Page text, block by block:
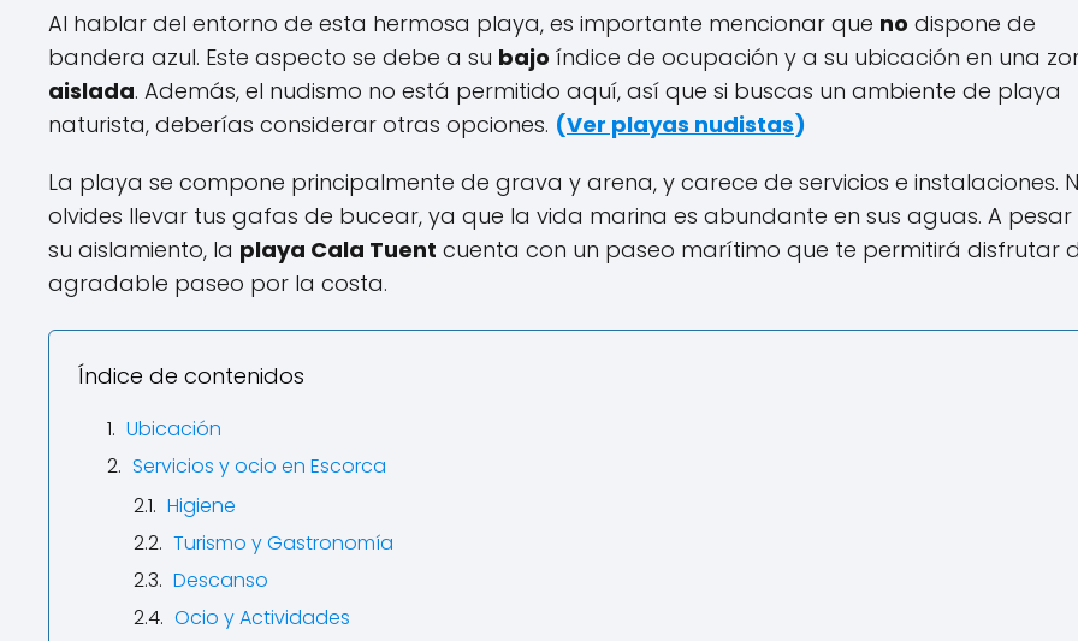
Al hablar del entorno de esta hermosa playa, es importante mencionar que no dispone de
bandera azul. Este aspecto se debe a su bajo índice de ocupación y a su ubicación en una
aislada. Además, el nudismo no está permitido aquí, así que si buscas un ambiente de playa
naturista, deberías considerar otras opciones. (Ver playas nudistas)
La playa se compone principalmente de grava y arena, y carece de servicios e instalaciones.
olvides llevar tus gafas de bucear, ya que la vida marina es abundante en sus aguas. A pesar
su aislamiento, la playa Cala Tuent cuenta con un paseo marítimo que te permitirá disfrutar
agradable paseo por la costa.
Índice de contenidos
Ubicación
Servicios y ocio en Escorca
Higiene
Turismo y Gastronomía
Descanso
Ocio y Actividades